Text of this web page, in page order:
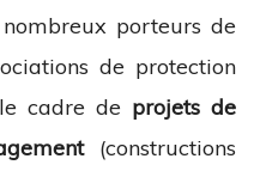
porteurs de
de protection
cadre de projets de
(constructions